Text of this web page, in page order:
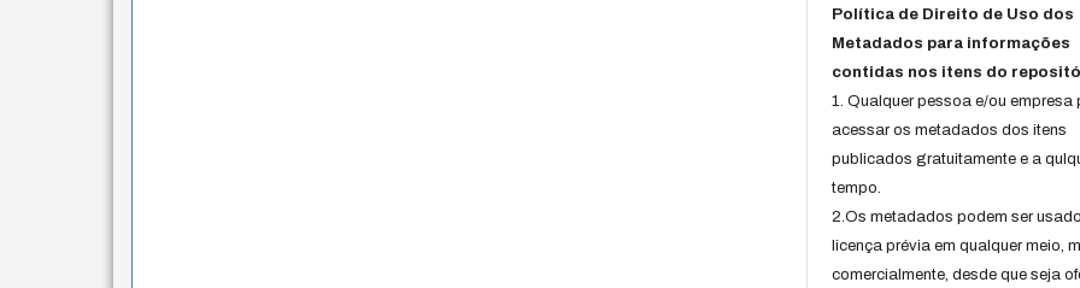
Política de Direito de Uso dos
Metadados para informações
contidas nos itens do
1. Qualquer pessoa e/ou empresa
acessar os metadados dos itens
publicados gratuitamente e a
tempo.
2.Os metadados podem ser
licença prévia em qualquer meio,
comercialmente, desde que seja